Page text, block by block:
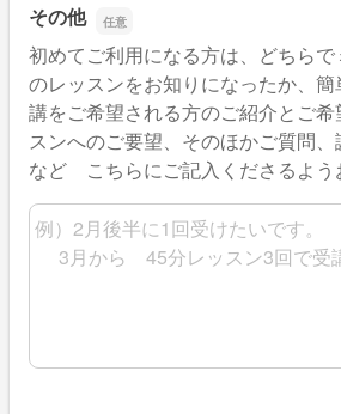
合奏参加費（週末合同レッスン費、コンサー
途かかります。
参加費に割引があります
・受講料金： 以下ご参照ください。（お支払い
⭐️45 分レッスン
《プラン と料金》
その他
初めてご利用になる方は、どちら
のレッスンをお知りになったか、
講をご希望される方のご紹介とご
スンへのご要望、そのほかご質問
など こちらにご記入くださるよう
その他